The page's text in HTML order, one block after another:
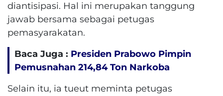
diantisipasi. Hal ini merupakan tanggung
jawab bersama sebagai petugas
pemasyarakatan.
Baca Juga : Presiden Prabowo Pimpin
Pemusnahan 214,84 Ton Narkoba
Selain itu, ia tueut meminta petugas